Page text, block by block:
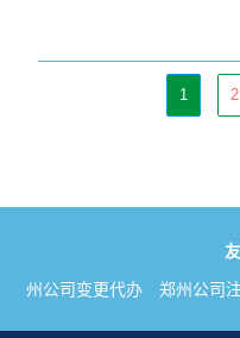
1 2
郑州公司变更代办
郑州公司